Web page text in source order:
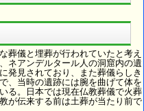
葬儀と埋葬が行われていたと考え
ネアンデルタール人の洞窟内の遺
発見されており、また葬儀らしき
、当時の遺跡には腕を曲げて体を
る。日本では現在仏教葬儀で火葬
が伝来する前は土葬が当たり前で